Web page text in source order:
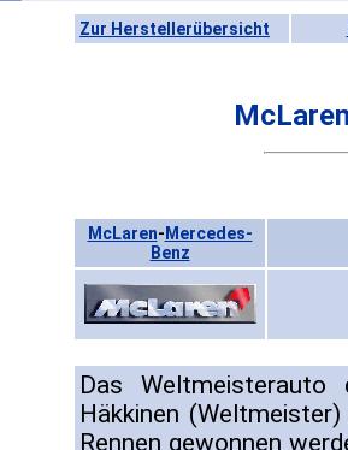
Zur Herstellerübersicht
McLaren- Mercedes-
Benz
Das
Häkkinen
Rennen gewonnen